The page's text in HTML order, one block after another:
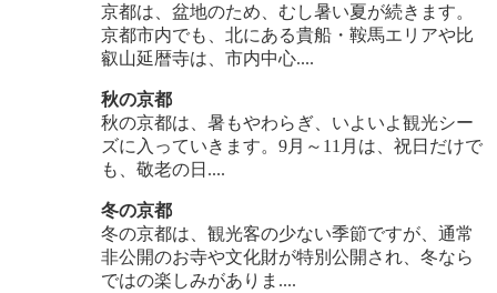
京都は、盆地のため、むし暑い夏が続きます。
京都市内でも、北にある貴船・鞍馬エリアや比
叡山延暦寺は、市内中心....
秋の京都
秋の京都は、暑もやわらぎ、いよいよ観光シー
ズに入っていきます。9月～11月は、祝日だけで
も、敬老の日....
冬の京都
冬の京都は、観光客の少ない季節ですが、通常
非公開のお寺や文化財が特別公開され、冬なら
ではの楽しみがありま....